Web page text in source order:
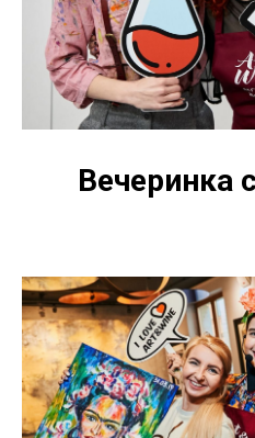
Вечеринка